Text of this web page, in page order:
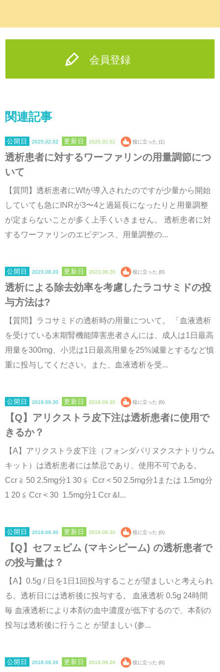
会員登録
関連記事
2025.02.02 2025.02.02 役に立った (1)
透析患者に対するワーファリンの用量調節につ
いて
【質問】透析患者にWfが導入されたのですが少量から開始
していても急にINRが3〜4と過延長になったりと用量調整
が定まらないことが多く上手くいきません。 透析患者に対
するワーファリンのエビデンス、用量調整の...
2023.08.20 2023.08.20 役に立った (0)
透析による除去効率を考慮したラコサミドの投
与方法は?
【質問】ラコサミドの透析時の用量について。 「血液透析
を受けている末期腎機能障害患者さんには、成人は1日最高
用量を300mg、小児は1日最高用量を25%減量とするなど慎
重に投与してください。また、血液透析を受...
2018.09.30 2018.09.30 役に立った (0)
【Q】アリクストラ皮下注は透析患者に使用で
きるか？
【A】アリクストラ皮下注（フォンダパリヌクスナトリウム
キット）は透析患者には禁忌であり、使用不可である。
Ccr ≧ 50 2.5mg分1 30 ≦ Ccr < 50 2.5mg分1または 1.5mg分
1 20 ≦ Ccr < 30 1.5mg分1 Ccr &l...
2018.09.30 2018.09.30 役に立った (0)
【Q】セフェピム (マキシピーム) の透析患者で
の投与量は？
【A】0.5g / 日を1日1回投与することが望ましいと考えられ
る。透析日には透析後に投与する。 血液透析 0.5g 24時間
毎 血液透析により本剤の血中濃度が低下するので、本剤の
投与は透析後に行うこと が望ましい (参...
2018.09.26 2018.09.26 役に立った (0)